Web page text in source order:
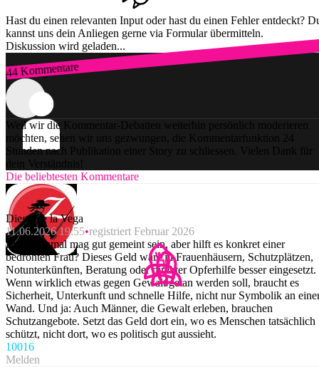
Hast du einen relevanten Input oder hast du einen Fehler entdeckt?
kannst uns dein Anliegen gerne via Formular übermitteln.
Diskussion wird geladen...
44 Kommentare
Zum Login
Weil wir die Kommentar-Debatten weiterhin persönlich moderieren
möchten, sehen wir uns gezwungen, die Kommentarfunktion 24
Stunden nach Publikation einer Story zu schliessen. Vielen Dank für
dein Verständnis!
Die beliebtesten Kommentare
Diego de la Vega
11.06.2026 19:55 registriert Februar 2026
Ein Mahnmal mag gut gemeint sein, aber hilft es konkret einer
bedrohten Frau? Dieses Geld wäre in Frauenhäusern, Schutzplätzen,
Notunterkünften, Beratung oder direkter Opferhilfe besser eingesetzt.
Wenn wirklich etwas gegen Gewalt getan werden soll, braucht es
Sicherheit, Unterkunft und schnelle Hilfe, nicht nur Symbolik an
Wand. Und ja: Auch Männer, die Gewalt erleben, brauchen
Schutzangebote. Setzt das Geld dort ein, wo es Menschen tatsächlich
schützt, nicht dort, wo es politisch gut aussieht.
10016
Melden